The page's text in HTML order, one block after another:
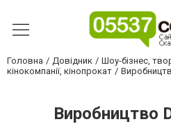
Головна Довідник Шоу-бізнес,
кінокомпанії, кінопрокат
Виробництво